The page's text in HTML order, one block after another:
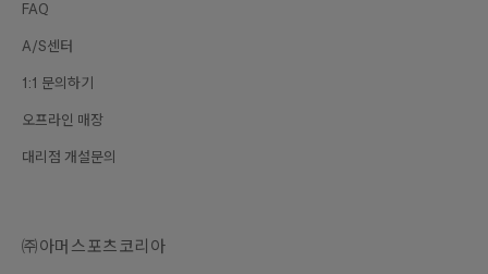
FAQ
A/S센터
1:1 문의하기
오프라인 매장
대리점 개설문의
㈜아머스포츠코리아